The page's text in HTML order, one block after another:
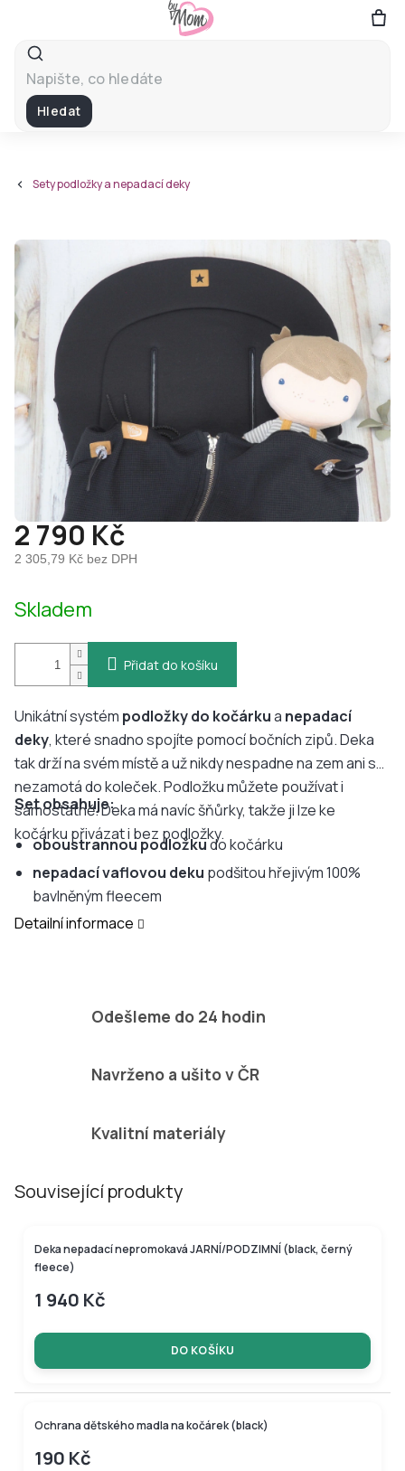
obsah
Hledat
Sety podložky a nepadací deky
2 790 Kč
2 305,79 Kč bez DPH
cena:
Skladem
Přidat do košíku
Unikátní systém podložky do kočárkua nepadací
deky, které snadno spojíte pomocí bočních zipů. Deka
tak drží na svém místě a už nikdy nespadne na zem ani se
nezamotá do koleček. Podložku můžete používat i
samostatně. Deka má navíc šňůrky, takže ji lze ke
kočárku přivázat i bez podložky.
Set obsahuje:
oboustrannou podložkudo kočárku
nepadací vaflovou deku podšitou hřejivým 100%
bavlněným fleecem
Detailní informace
Odešleme do 24 hodin
Navrženo a ušito v ČR
Kvalitní materiály
Související produkty
Tip
Deka nepadací nepromokavá JARNÍ/PODZIMNÍ (black, černý
fleece)
1 940 Kč
DO KOŠÍKU
Ochrana dětského madla na kočárek (black)
190 Kč